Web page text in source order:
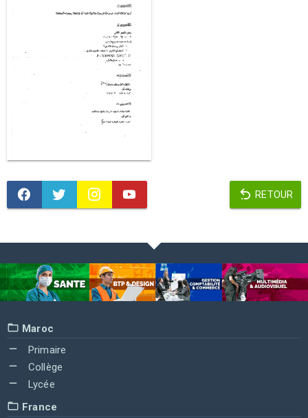
RETOUR
Maroc
Primaire
Collège
Lycée
France